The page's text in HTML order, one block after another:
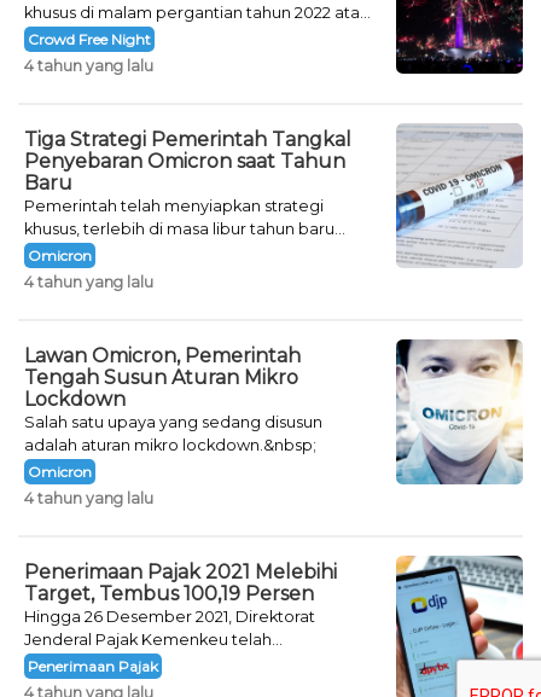
khusus di malam pergantian tahun 2022 atau
Crowd Free Night selama dua hari.
Crowd Free Night
4 tahun yang lalu
Tiga Strategi Pemerintah Tangkal
Penyebaran Omicron saat Tahun
Baru
Pemerintah telah menyiapkan strategi
khusus, terlebih di masa libur tahun baru
seperti saat ini.
Omicron
4 tahun yang lalu
Lawan Omicron, Pemerintah
Tengah Susun Aturan Mikro
Lockdown
Salah satu upaya yang sedang disusun
adalah aturan mikro lockdown.&nbsp;
Omicron
4 tahun yang lalu
Penerimaan Pajak 2021 Melebihi
Target, Tembus 100,19 Persen
Hingga 26 Desember 2021, Direktorat
Jenderal Pajak Kemenkeu telah
mencatatkan jumlah neto penerimaan pajak
sebesar Rp 1.231,87 triliun.&nbsp;
Penerimaan Pajak
4 tahun yang lalu